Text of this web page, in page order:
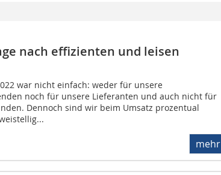
nach effizienten und leisen
war nicht einfach: weder für unsere
noch für unsere Lieferanten und auch nicht für
Dennoch sind wir beim Umsatz prozentual
mehr